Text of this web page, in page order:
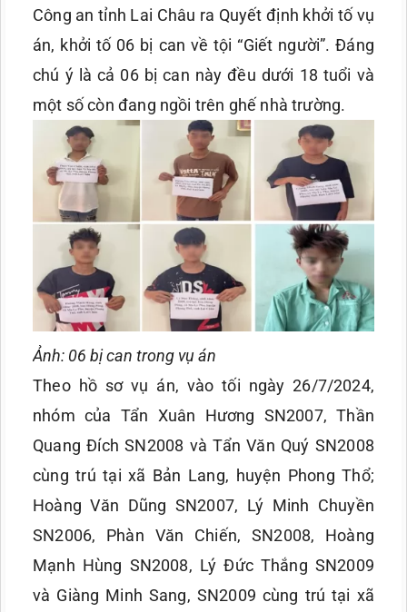
Công an tỉnh Lai Châu ra Quyết định khởi tố vụ
án, khởi tố 06 bị can về tội “Giết người”. Đáng
chú ý là cả 06 bị can này đều dưới 18 tuổi và
một số còn đang ngồi trên ghế nhà trường.
Ảnh: 06 bị can trong vụ án
Theo hồ sơ vụ án, vào tối ngày 26/7/2024,
nhóm của Tẩn Xuân Hương SN2007, Thần
Quang Đích SN2008 và Tẩn Văn Quý SN2008
cùng trú tại xã Bản Lang, huyện Phong Thổ;
Hoàng Văn Dũng SN2007, Lý Minh Chuyền
SN2006, Phàn Văn Chiến, SN2008, Hoàng
Mạnh Hùng SN2008, Lý Đức Thắng SN2009
và Giàng Minh Sang, SN2009 cùng trú tại xã